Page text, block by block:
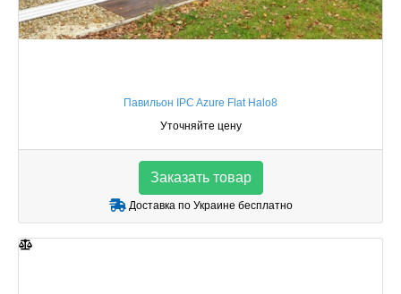
Павильон IPC Azure Flat Halo8
Уточняйте цену
Заказать товар
Доставка по Украине бесплатно